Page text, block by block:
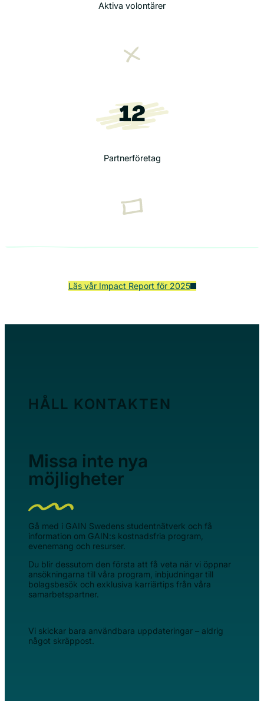
Aktiva volontärer
12
Partnerföretag
Läs vår Impact Report för 2025
HÅLL KONTAKTEN
Missa inte nya
möjligheter
Gå med i GAIN Swedens studentnätverk och få
information om GAIN:s kostnadsfria program,
evenemang och resurser.
Du blir dessutom den första att få veta när vi öppnar
ansökningarna till våra program, inbjudningar till
bolagsbesök och exklusiva karriärtips från våra
samarbetspartner.
Vi skickar bara användbara uppdateringar – aldrig
något skräppost.